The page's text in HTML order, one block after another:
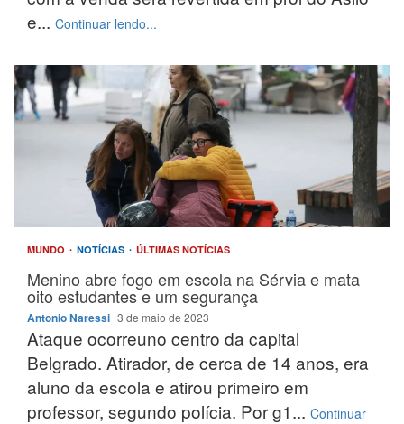
e... Continuar lendo...
MUNDO NOTÍCIAS ÚLTIMAS NOTÍCIAS
Menino abre fogo em escola na Sérvia e mata
oito estudantes e um segurança
Antonio Naressi 3 de maio de 2023
Ataque ocorreuno centro da capital
Belgrado. Atirador, de cerca de 14 anos, era
aluno da escola e atirou primeiro em
professor, segundo polícia. Por g1... Continuar